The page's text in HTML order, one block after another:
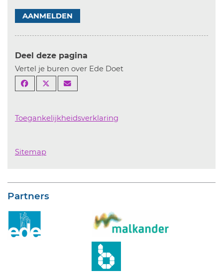
AANMELDEN
Deel deze pagina
Vertel je buren over Ede Doet
Toegankelijkheidsverklaring
Sitemap
Partners